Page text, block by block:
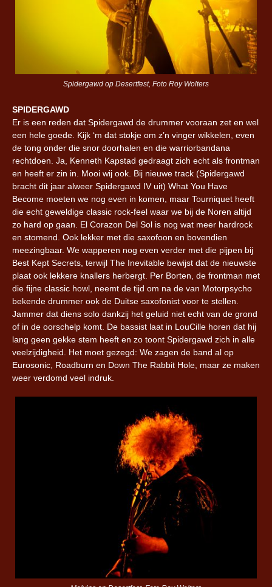
Spidergawd op Desertfest, Foto Roy Wolters
SPIDERGAWD
Er is een reden dat Spidergawd de drummer vooraan zet en wel
een hele goede. Kijk ‘m dat stokje om z’n vinger wikkelen, even
de tong onder die snor doorhalen en die warriorbandana
rechtdoen. Ja, Kenneth Kapstad gedraagt zich echt als frontman
en heeft er zin in. Mooi wij ook. Bij nieuwe track (Spidergawd
bracht dit jaar alweer Spidergawd IV uit) What You Have
Become moeten we nog even in komen, maar Tourniquet heeft
die echt geweldige classic rock-feel waar we bij de Noren altijd
zo hard op gaan. El Corazon Del Sol is nog wat meer hardrock
en stomend. Ook lekker met die saxofoon en bovendien
meezingbaar. We wapperen nog even verder met die pijpen bij
Best Kept Secrets, terwijl The Inevitable bewijst dat de nieuwste
plaat ook lekkere knallers herbergt. Per Borten, de frontman met
die fijne classic howl, neemt de tijd om na de van Motorpsycho
bekende drummer ook de Duitse saxofonist voor te stellen.
Jammer dat diens solo dankzij het geluid niet echt van de grond
of in de oorschelp komt. De bassist laat in LouCille horen dat hij
lang geen gekke stem heeft en zo toont Spidergawd zich in alle
veelzijdigheid. Het moet gezegd: We zagen de band al op
Eurosonic, Roadburn en Down The Rabbit Hole, maar ze maken
weer verdomd veel indruk.